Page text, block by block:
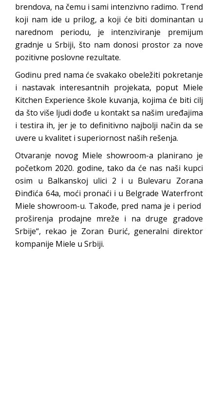
brendova, na čemu i sami intenzivno radimo. Trend
koji nam ide u prilog, a koji će biti dominantan u
narednom periodu, je intenziviranje premijum
gradnje u Srbiji, što nam donosi prostor za nove
pozitivne poslovne rezultate.
Godinu pred nama će svakako obeležiti pokretanje
i nastavak interesantnih projekata, poput Miele
Kitchen Experience škole kuvanja, kojima će biti cilj
da što više ljudi dođe u kontakt sa našim uređajima
i testira ih, jer je to definitivno najbolji način da se
uvere u kvalitet i superiornost naših rešenja.
Otvaranje novog Miele showroom-a planirano je
početkom 2020. godine, tako da će nas naši kupci
osim u Balkanskoj ulici 2 i u Bulevaru Zorana
Đinđića 64a, moći pronaći i u Belgrade Waterfront
Miele showroom-u. Takođe, pred nama je i period
proširenja prodajne mreže i na druge gradove
Srbije“, rekao je Zoran Đurić, generalni direktor
kompanije Miele u Srbiji.